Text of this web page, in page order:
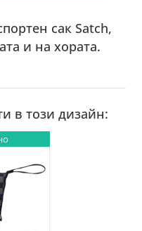
сак Satch,
и на хората.
в този дизайн: